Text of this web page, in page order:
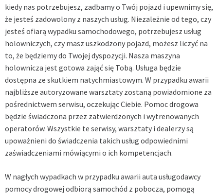
kiedy nas potrzebujesz, zadbamy o Twój pojazd i upewnimy się,
że jesteś zadowolony z naszych usług. Niezależnie od tego, czy
jesteś ofiarą wypadku samochodowego, potrzebujesz usług
holowniczych, czy masz uszkodzony pojazd, możesz liczyć na
to, że będziemy do Twojej dyspozycji. Nasza maszyna
holownicza jest gotowa zająć się Tobą. Usługa będzie
dostępna ze skutkiem natychmiastowym. W przypadku awarii
najbliższe autoryzowane warsztaty zostaną powiadomione za
pośrednictwem serwisu, oczekując Ciebie. Pomoc drogowa
będzie świadczona przez zatwierdzonych i wytrenowanych
operatorów. Wszystkie te serwisy, warsztaty i dealerzy są
upoważnieni do świadczenia takich usług odpowiednimi
zaświadczeniami mówiącymi o ich kompetencjach.
W nagłych wypadkach w przypadku awarii auta usługodawcy
pomocy drogowej odbiorą samochód z pobocza, pomogą